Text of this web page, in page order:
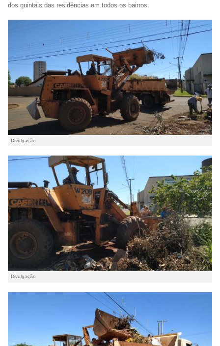
dos quintais das residências em todos os bairros.
Divulgação
Divulgação